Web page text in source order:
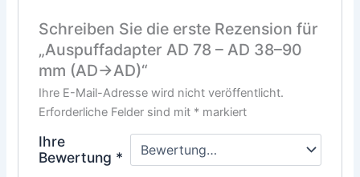
Schreiben Sie die erste Rezension für
„Auspuffadapter AD 78 – AD 38–90
mm (AD→AD)“
Ihre E-Mail-Adresse wird nicht veröffentlicht.
Erforderliche Felder sind mit *markiert
Ihre
Bewertung *